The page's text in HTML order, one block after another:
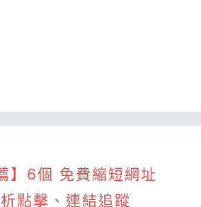
】6個 免費縮短網址
點擊、連結追蹤